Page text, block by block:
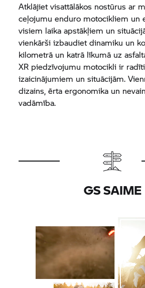
Atklājiet visattālākos nostūrus ar
ceļojumu enduro motocikliem un
visiem laika apstākļiem un
vienkārši izbaudiet dinamiku un
kilometrā un katrā līkumā uz
XR piedzīvojumu motocikli ir
izaicinājumiem un situācijām.
dizains, ērta ergonomika un
vadāmība.
GS SAIME